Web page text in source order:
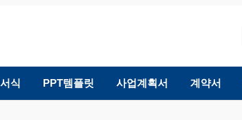
식 PPT템플릿 사업계획서 계약서